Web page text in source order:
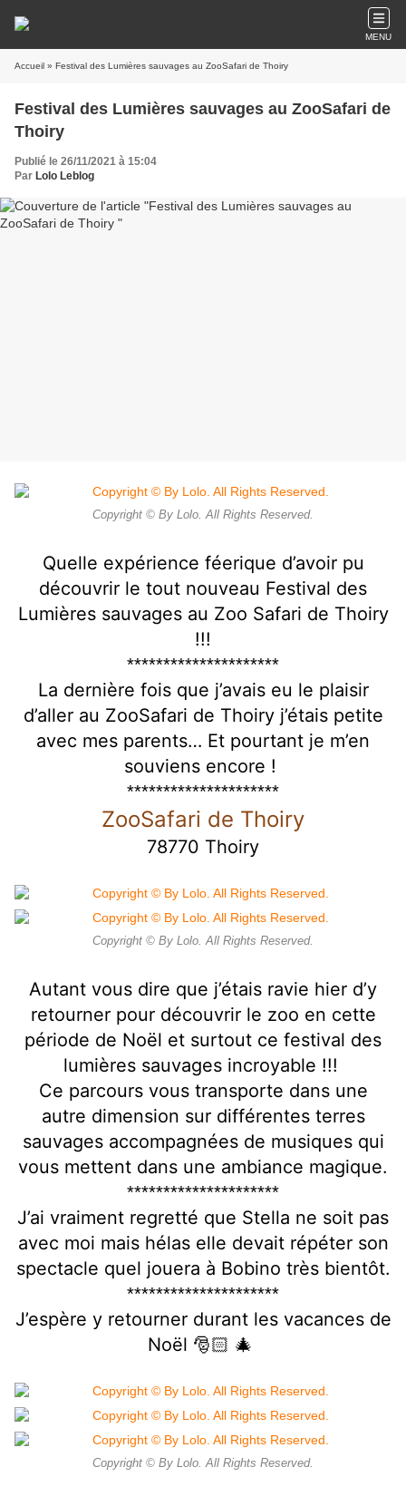
MENU
Accueil » Festival des Lumières sauvages au ZooSafari de Thoiry
Festival des Lumières sauvages au ZooSafari de
Thoiry
Publié le 26/11/2021 à 15:04
Par Lolo Leblog
Copyright © By Lolo. All Rights Reserved.
Quelle expérience féerique d’avoir pu
découvrir le tout nouveau Festival des
Lumières sauvages au Zoo Safari de Thoiry
!!!
*********************
La dernière fois que j’avais eu le plaisir
d’aller au ZooSafari de Thoiry j’étais petite
avec mes parents… Et pourtant je m’en
souviens encore !
*********************
ZooSafari de Thoiry
78770 Thoiry
Copyright © By Lolo. All Rights Reserved.
Autant vous dire que j’étais ravie hier d’y
retourner pour découvrir le zoo en cette
période de Noël et surtout ce festival des
lumières sauvages incroyable !!!
Ce parcours vous transporte dans une
autre dimension sur différentes terres
sauvages accompagnées de musiques qui
vous mettent dans une ambiance magique.
*********************
J’ai vraiment regretté que Stella ne soit pas
avec moi mais hélas elle devait répéter son
spectacle quel jouera à Bobino très bientôt.
*********************
J’espère y retourner durant les vacances de
Noël 🎅🏻 🎄
Copyright © By Lolo. All Rights Reserved.